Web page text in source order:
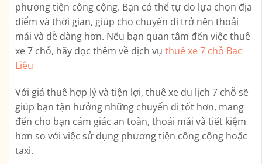
phương tiện công cộng. Bạn có thể tự do lựa chọn địa
điểm và thời gian, giúp cho chuyến đi trở nên thoải
mái và dễ dàng hơn. Nếu bạn quan tâm đến việc thuê
xe 7 chỗ, hãy đọc thêm về dịch vụ thuê xe 7 chỗ Bạc
Liêu
Với giá thuê hợp lý và tiện lợi, thuê xe du lịch 7 chỗ sẽ
giúp bạn tận hưởng những chuyến đi tốt hơn, mang
đến cho bạn cảm giác an toàn, thoải mái và tiết kiệm
hơn so với việc sử dụng phương tiện công cộng hoặc
taxi.